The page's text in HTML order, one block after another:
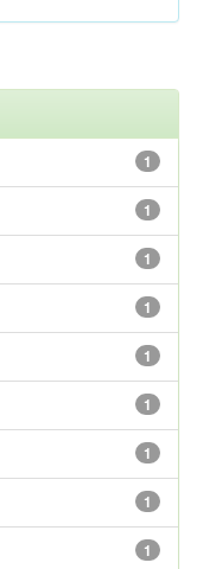
1
1
1
1
1
1
1
1
1